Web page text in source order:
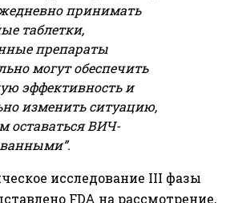
принимать
таблетки,
препараты
могут обеспечить
эффективность и
изменить ситуацию,
оставаться ВИЧ-
исследование III фазы
FDA на рассмотрение,